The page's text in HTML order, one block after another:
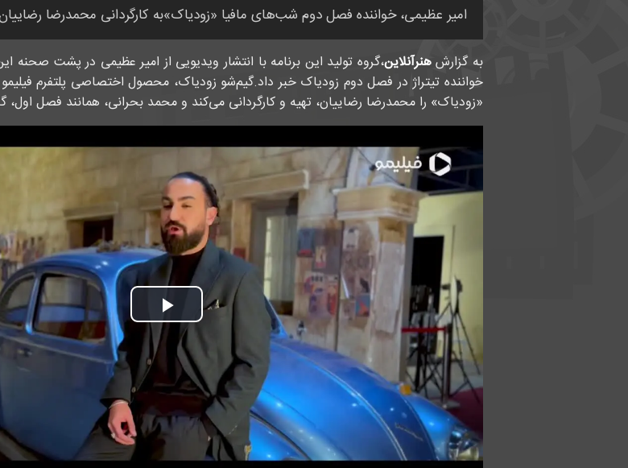
امیر عظیمی، خواننده فصل دوم شب‌های مافیا «زودیاک»به کارگردانی محمدرضا
به گزارشهنرآنلاین،گروه تولید این برنامه با انتشار ویدیویی از امیر عظیمی در پشت صحنه
خواننده تیتراژ در فصل دوم زودیاک خبر داد.گیم‌شو زودیاک، محصول اختصاصی پلتفرم
«زودیاک» را محمدرضا رضاییان، تهیه و کارگردانی می‌کند و محمد بحرانی، همانند فصل اول،
Play
Video